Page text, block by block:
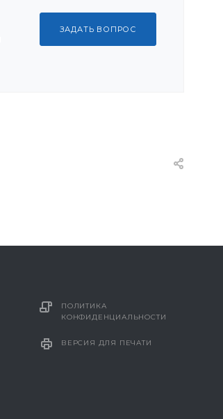
ЗАДАТЬ ВОПРОС
ПОЛИТИКА
КОНФИДЕНЦИАЛЬНОСТИ
ВЕРСИЯ ДЛЯ ПЕЧАТИ